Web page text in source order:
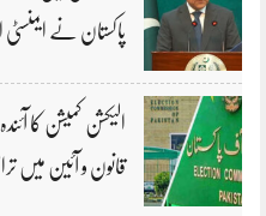
پاکستان نے
الیکشن کمیشن کا
قانون و آئین میں